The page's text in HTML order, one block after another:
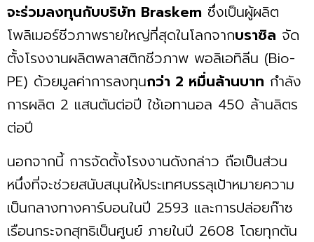
จะร่วมลงทุนกับบริษัท Braskem ซึ่งเป็นผู้ผลิต
โพลิเมอร์ชีวภาพรายใหญ่ที่สุดในโลกจากบราซิล จัด
ตั้งโรงงานผลิตพลาสติกชีวภาพ พอลิเอทิลีน (Bio-
PE) ด้วยมูลค่าการลงทุนกว่า 2 หมื่นล้านบาท กำลัง
การผลิต 2 แสนตันต่อปี ใช้เอทานอล 450 ล้านลิตร
ต่อปี
นอกจากนี้ การจัดตั้งโรงงานดังกล่าว ถือเป็นส่วน
หนึ่งที่จะช่วยสนับสนุนให้ประเทศบรรลุเป้าหมายความ
เป็นกลางทางคาร์บอนในปี 2593 และการปล่อยก๊าซ
เรือนกระจกสุทธิเป็นศูนย์ ภายในปี 2608 โดยทุกตัน